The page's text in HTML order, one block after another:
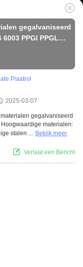
gegalvaniseerd
PPGI PPGL
Plaatrol
2025-03-07
gegalvaniseerd
materialen:
stalen ... Bekijk meer
Verlaat een Bericht